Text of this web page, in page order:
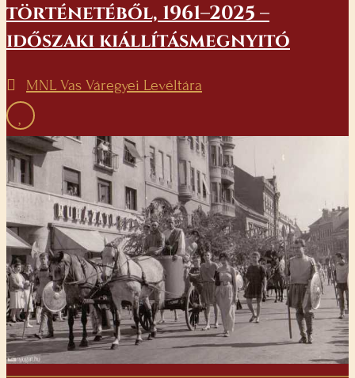
történetéből, 1961–2025 –
időszaki kiállításmegnyitó
MNL Vas Váregyei Levéltára